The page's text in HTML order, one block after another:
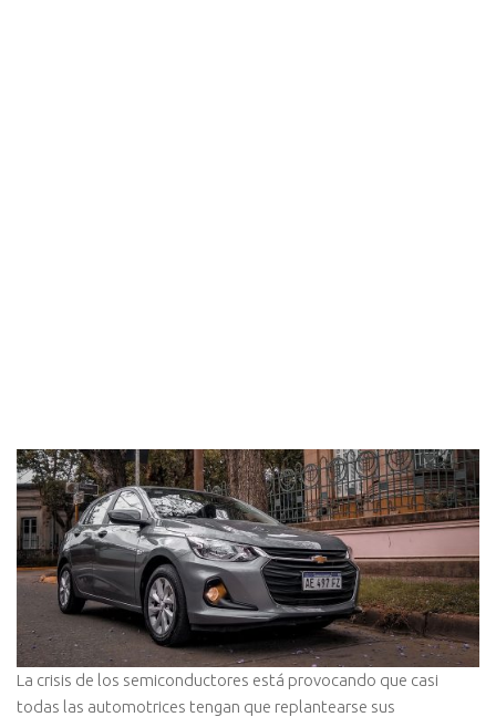
La crisis de los semiconductores está provocando que casi
todas las automotrices tengan que replantearse sus